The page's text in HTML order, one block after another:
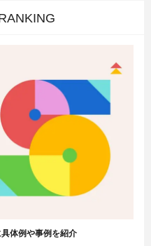
体例や事例を紹介